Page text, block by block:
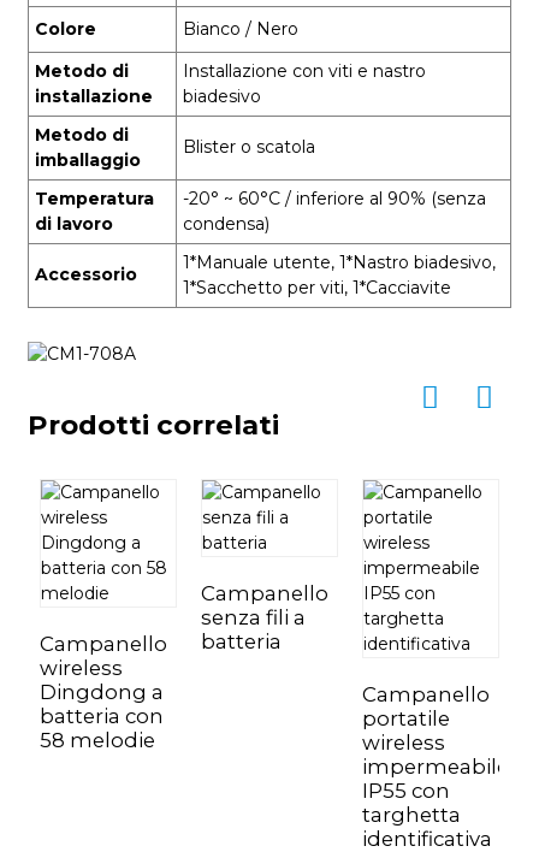
Colore
Bianco / Nero
Metodo di
installazione
Installazione con viti e nastro
biadesivo
Metodo di
imballaggio
Blister o scatola
Temperatura
di lavoro
-20° ~ 60°C / inferiore al 90% (senza
condensa)
Accessorio
1*Manuale utente, 1*Nastro biadesivo,
1*Sacchetto per viti, 1*Cacciavite
Prodotti correlati
Campanello
wireless
Dingdong a
batteria con
58 melodie
Campanello
senza fili a
batteria
Campanello
portatile
wireless
impermeabile
IP55 con
targhetta
identificativa